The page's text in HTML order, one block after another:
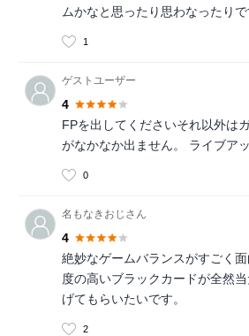
ムかなと思ったり思わなったりで
1
ゲストユーザー
4
FPを出してくださいそれ以外は
がなかなか出ません。 ライブア
0
名もなきおじさん
4
絶妙なゲームバランスがすごく
度の高いブラックカードが全然
げてもらいたいです。
2